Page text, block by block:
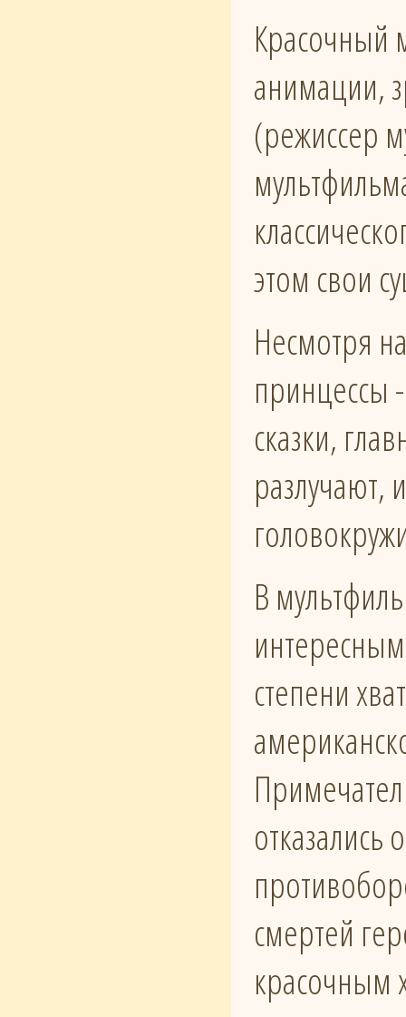
Красочный
анимации,
(режиссер
этом свои
Несмотря
принцессы
сказки,
разлучают,
В
степени
отказались
смертей
красочным